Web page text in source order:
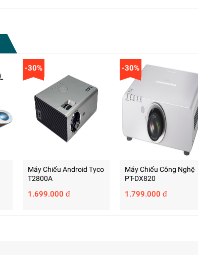
-30%
Máy Chiếu Android Tyco
T2800A
1.699.000 đ
-30%
Máy Chiếu Công Nghệ
PT-DX820
1.799.000 đ